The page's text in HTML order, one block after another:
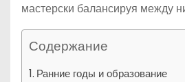
мастерски балансируя между
Содержание
Ранние годы и образование